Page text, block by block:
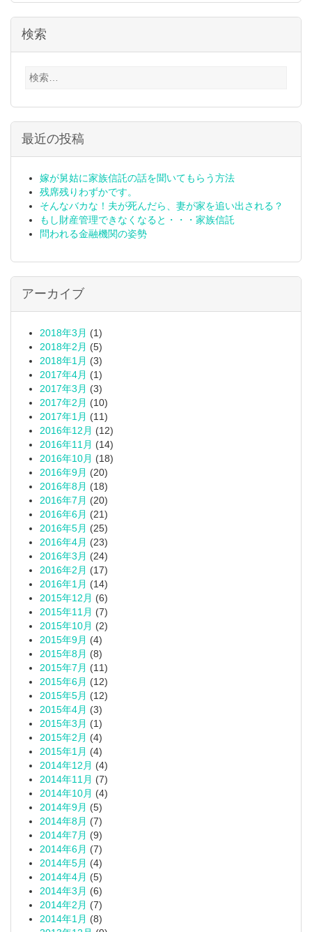
検索
検
最近の投稿
嫁が舅姑に家族信託の話を聞いてもらう方法
残席残りわずかです。
そんなバカな！夫が死んだら、妻が家を追い出される？
もし財産管理できなくなると・・・家族信託
問われる金融機関の姿勢
アーカイブ
2018年3月 (1)
2018年2月 (5)
2018年1月 (3)
2017年4月 (1)
2017年3月 (3)
2017年2月 (10)
2017年1月 (11)
2016年12月 (12)
2016年11月 (14)
2016年10月 (18)
2016年9月 (20)
2016年8月 (18)
2016年7月 (20)
2016年6月 (21)
2016年5月 (25)
2016年4月 (23)
2016年3月 (24)
2016年2月 (17)
2016年1月 (14)
2015年12月 (6)
2015年11月 (7)
2015年10月 (2)
2015年9月 (4)
2015年8月 (8)
2015年7月 (11)
2015年6月 (12)
2015年5月 (12)
2015年4月 (3)
2015年3月 (1)
2015年2月 (4)
2015年1月 (4)
2014年12月 (4)
2014年11月 (7)
2014年10月 (4)
2014年9月 (5)
2014年8月 (7)
2014年7月 (9)
2014年6月 (7)
2014年5月 (4)
2014年4月 (5)
2014年3月 (6)
2014年2月 (7)
2014年1月 (8)